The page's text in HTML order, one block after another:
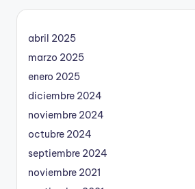
abril 2025
marzo 2025
enero 2025
diciembre 2024
noviembre 2024
octubre 2024
septiembre 2024
noviembre 2021